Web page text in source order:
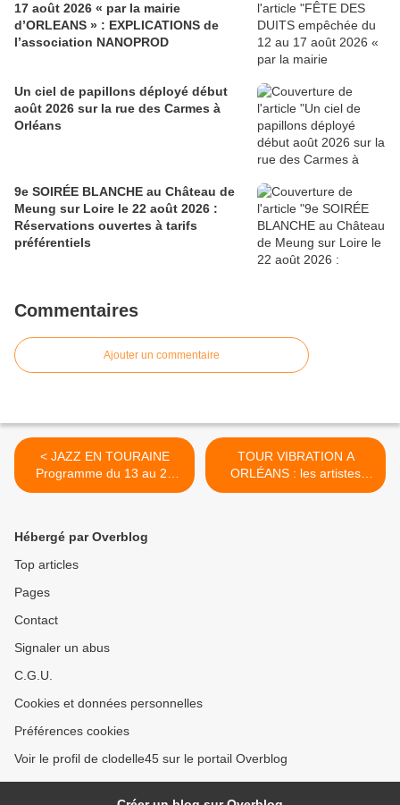
17 août 2026 « par la mairie
d’ORLEANS » : EXPLICATIONS de
l’association NANOPROD
Un ciel de papillons déployé début
août 2026 sur la rue des Carmes à
Orléans
9e SOIRÉE BLANCHE au Château de
Meung sur Loire le 22 août 2026 :
Réservations ouvertes à tarifs
préférentiels
Commentaires
Ajouter un commentaire
< JAZZ EN TOURAINE
Programme du 13 au 23
septembre 2018 à
TOUR VIBRATION A
ORLÉANS : les artistes
présents - Navettes
Hébergé par Overblog
Top articles
Pages
Contact
Signaler un abus
C.G.U.
Cookies et données personnelles
Préférences cookies
Voir le profil de clodelle45 sur le portail Overblog